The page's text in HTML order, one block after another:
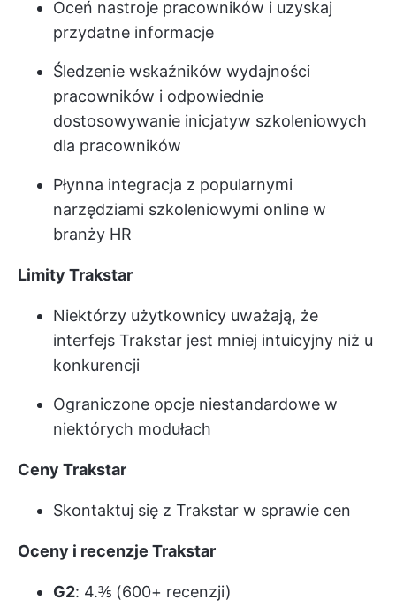
Oceń nastroje pracowników i uzyskaj
przydatne informacje
Śledzenie wskaźników wydajności
pracowników i odpowiednie
dostosowywanie inicjatyw szkoleniowych
dla pracowników
Płynna integracja z popularnymi
narzędziami szkoleniowymi online w
branży HR
Limity Trakstar
Niektórzy użytkownicy uważają, że
interfejs Trakstar jest mniej intuicyjny niż u
konkurencji
Ograniczone opcje niestandardowe w
niektórych modułach
Ceny Trakstar
Skontaktuj się z Trakstar w sprawie cen
Oceny i recenzje Trakstar
G2: 4.⅗ (600+ recenzji)